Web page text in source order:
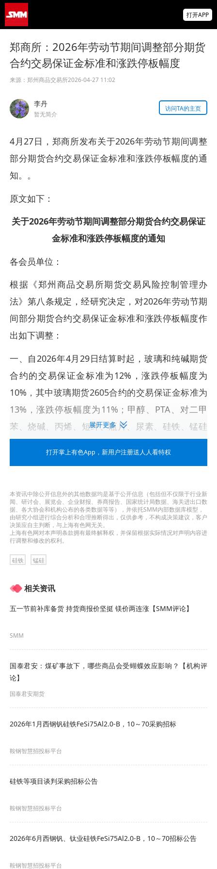
2026SMM再生金属产业高峰论坛暨熔铸技术
专场
【直播中】海外宏观经济及大类资产展望 全
球锌、氧化锌、镀锌板供需及价格展望
打开APP
郑商所：2026年劳动节期间调整部分期货
合约交易保证金标准和涨跌停板幅度
来源： 郑州商品交易所2026-04-27 11:02
李丹
暂无简介
访问TA的主页
4月27日，郑商所发布关于2026年劳动节期间调整
部分期货合约交易保证金标准和涨跌停板幅度的通
知。。
原文如下：
关于2026年劳动节期间调整部分期货合约交易保证
金标准和涨跌停板幅度的通知
各会员单位：
根据《郑州商品交易所期货交易风险控制管理办
法》第八条规定，经研究决定，对2026年劳动节期
间部分期货合约交易保证金标准和涨跌停板幅度作
出如下调整：
一、自2026年4月29日结算时起，玻璃和纯碱期货
合约的交易保证金标准为12%，涨跌停板幅度为
10%，其中玻璃期货2605合约的交易保证金标准为
13%，涨跌停板幅度为11%；甲醇、PTA、对二甲
苯、烧碱、丙烯、短纤、瓶片、尿素、硅铁、锰硅
2606、2607、2608及2609合约的交易保证金标准
为13%，涨跌停板幅度为11%，PTA期货2605合约
的交易保证金标准为15%，涨跌停板幅度为13%，
PTA期货2606、2607、2608及2609合约的交易保证
金标准为13%，涨跌停板幅度为11%，对二甲苯期
度为13%，对二甲苯期货2606、2607、2608及
2609合约的交易保证金标准为13%，涨跌停板幅度
15%，涨跌停板幅度为13%，烧碱期货2606及2607
合约的交易保证金标准为12%，涨跌停板幅度为
10%，丙烯期货2605合约的交易保证金标准为
15%，涨跌停板幅度为13%，丙烯期货2606、
证金标准为14%，涨跌停板幅度为12%，短纤期货
2606、2607、2608及2609合约的交易保证金标准
为13%，涨跌停板幅度为11%，瓶片期货2605合约
证金标准为13%，涨跌停板幅度为11%；菜粕、菜
展开更多
打开掌上有色App ，新用户注册送人人看特权
本资讯中除公开信息外的其他数据均是基于公开信息（包括但不仅限于行业新
闻、研讨会、展览会、企业财报、券商报告、国家统计局数据、海关进出口数
据、各大协会和机构公布的各类数据等等），并依托SMM内部数据库模型，
由研究小组进行综合分析和合理推断得出，仅供参考，不构成决策建议，客户
决策应自主判断，与上海有色网无关。
上海有色网对本声明条款拥有最终解释权，并保留根据实际情况对声明内容进
行调整和修改的权利。
硅铁 锰硅
相关资讯
五一节前补库备货 持货商报价坚挺 镁价两连涨【SMM评论】
SMM
国泰君安：煤矿事故下，哪些商品会受蝴蝶效应影响？【机构评
论】
国泰君安期货
2026年1月西钢钒硅铁FeSi75Al2.0-B，10～70采购招标
鞍钢智慧招投标平台
硅铁等项目谈判采购招标公告
鞍钢智慧招投标平台
2026年6月西钢钒、钛业硅铁FeSi75Al2.0-B，10～70招标公告
鞍钢智慧招投标平台